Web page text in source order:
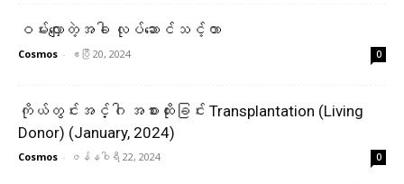
ဝမ်းလျှောတဲ့အခါ လုပ်ဆောင်သင့်တာ
Cosmos - ဧပြီ 20, 2024 0
ကိုယ်တွင်းအင်္ဂါ အစားထိုးခြင်း Transplantation (Living
Donor) (January, 2024)
Cosmos - ဇန်နဝါရီ 22, 2024 0